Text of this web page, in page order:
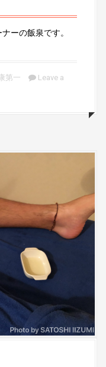
ーの飯泉です。
第一
Leave a